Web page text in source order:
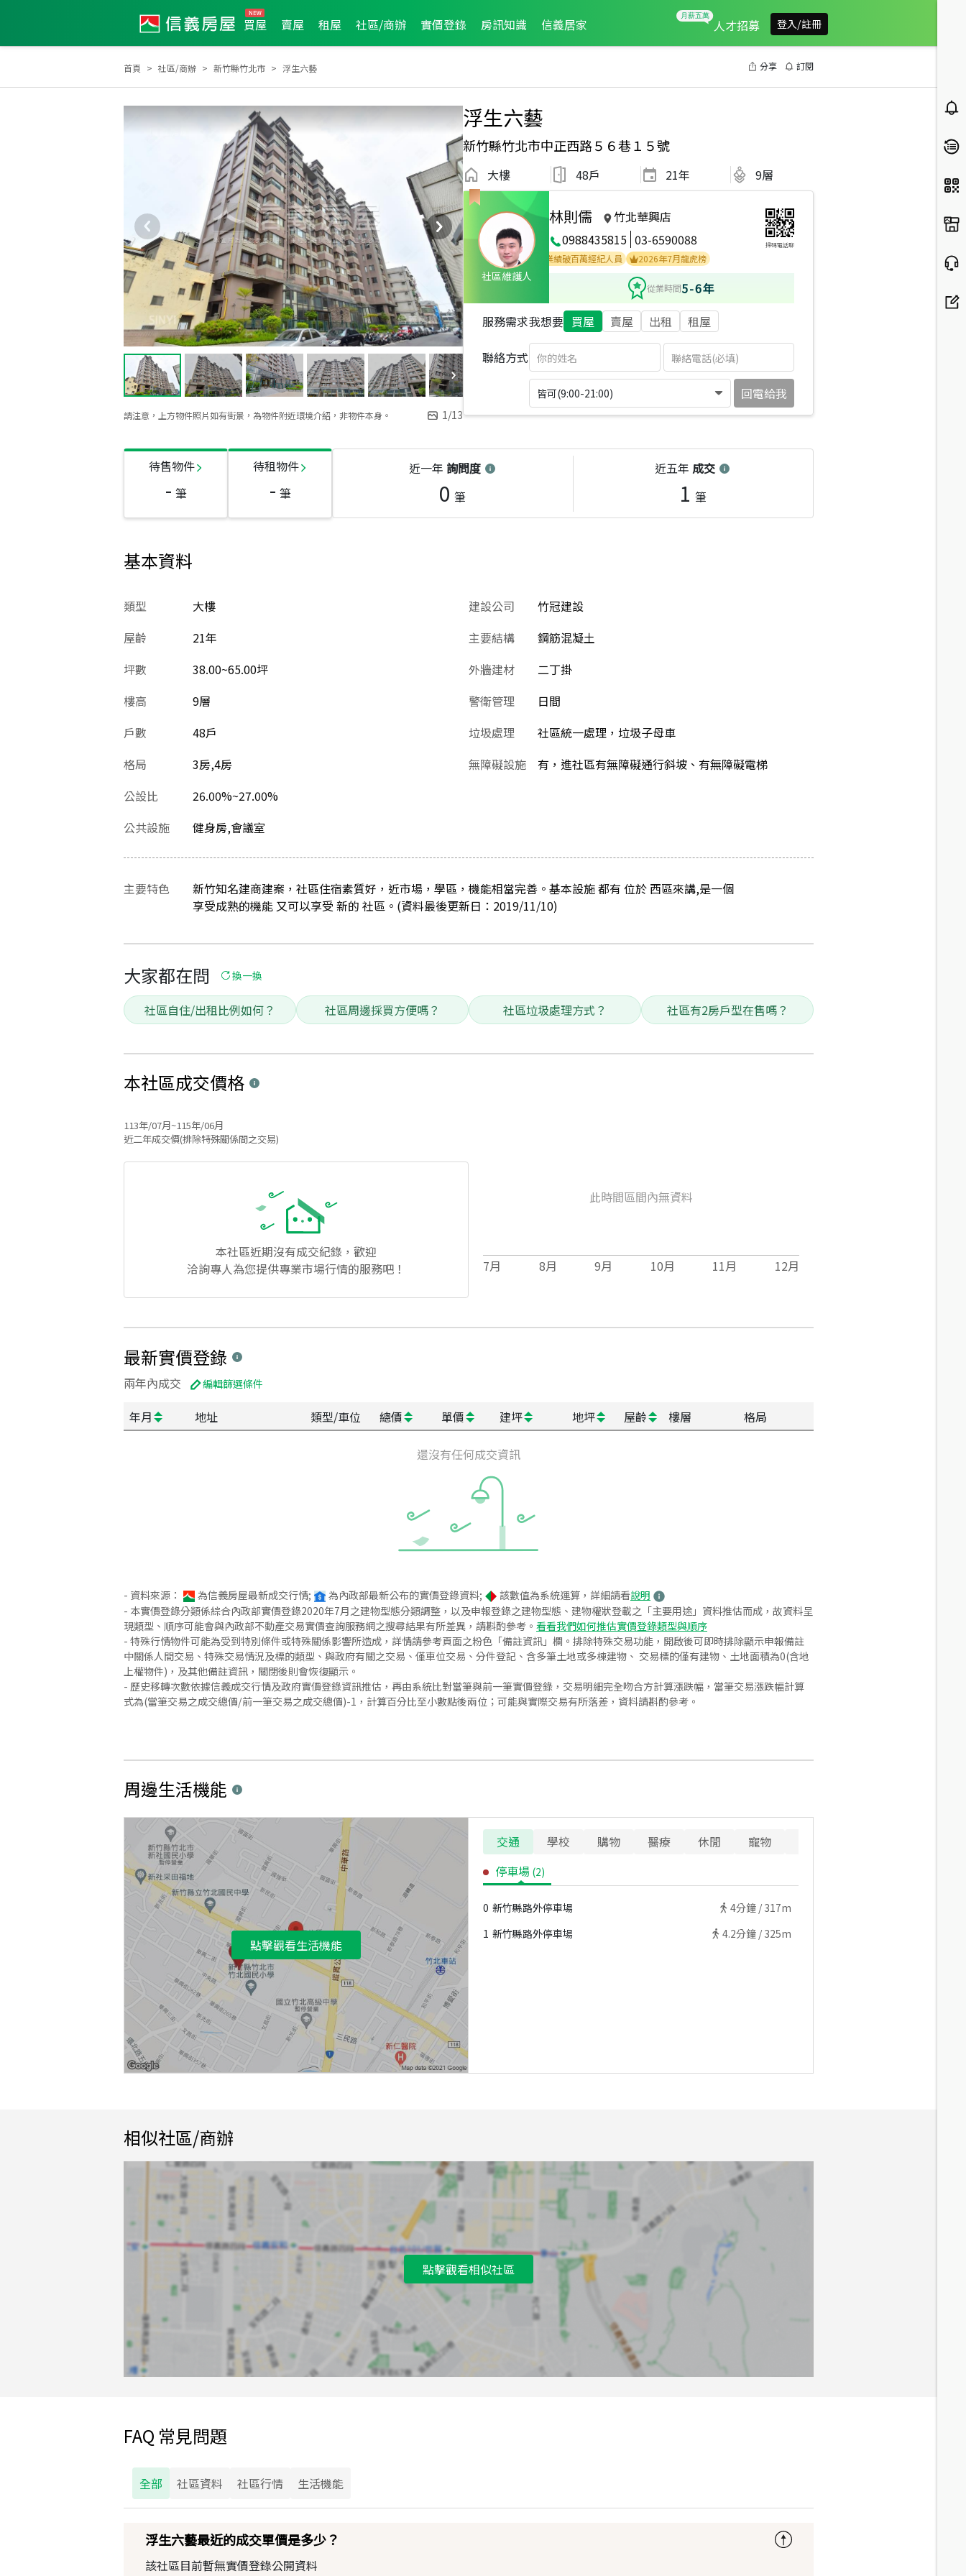
買屋 賣屋 租屋 社區/商辦 實價登錄 房訊知識 信義居家 人才招募 登入/註冊
首頁 社區/商辦 新竹縣竹北市 浮生六藝 分享 訂閱
請注意，上方物件照片如有街景，為物件附近環境介紹，非物件本身。 1/13
浮生六藝
新竹縣竹北市中正西路５６巷１５號
大樓 48戶 21年 9層
社區維護人
林則儒
竹北華興店
0988435815 03-6590088 掃碼電話聊
2026年7月區成件TOP3 2025年3月區成件TOP3 2024年6月業績破百萬經紀人員 2022年10月業績破百萬經紀人員 2026年7月龍虎榜
從業時間5-6年
服務需求我想要 買屋 賣屋 出租 租屋
聯絡方式
皆可(9:00-21:00) 回電給我
待售物件
- 筆
待租物件
- 筆
近一年 詢問度
0 筆
近五年 成交
1 筆
基本資料
類型
大樓
屋齡
21年
坪數
38.00~65.00坪
樓高
9層
戶數
48戶
格局
3房,4房
公設比
26.00%~27.00%
建設公司
竹冠建設
主要結構
鋼筋混凝土
外牆建材
二丁掛
警衛管理
日間
垃圾處理
社區統一處理，垃圾子母車
無障礙設施
有，進社區有無障礙通行斜坡、有無障礙電梯
公共設施 健身房,會議室
主要特色
新竹知名建商建案，社區住宿素質好，近市場，學區，機能相當完善。基本設施 都有 位於 西區來講,是一個
享受成熟的機能 又可以享受 新的 社區。(資料最後更新日：2019/11/10)
大家都在問 換一換
社區自住/出租比例如何？ 社區周邊採買方便嗎？ 社區垃圾處理方式？ 社區有2房戶型在售嗎？
本社區成交價格
113年/07月~115年/06月
近二年成交價(排除特殊關係間之交易)
本社區近期沒有成交紀錄，歡迎
洽詢專人為您提供專業市場行情的服務吧！
此時間區間內無資料
7月 8月 9月 10月 11月 12月
最新實價登錄
兩年內成交 編輯篩選條件
年月 地址 類型/車位 總價 單價 建坪 地坪 屋齡 樓層 格局
還沒有任何成交資訊
- 資料來源： 為信義房屋最新成交行情; 為內政部最新公布的實價登錄資料; 該數值為系統運算，詳細請看說明
- 本實價登錄分類係綜合內政部實價登錄2020年7月之建物型態分類調整，以及申報登錄之建物型態、建物權狀登載之「主要用途」資料推估而成，故資料呈
現類型、順序可能會與內政部不動產交易實價查詢服務網之搜尋結果有所差異，請斟酌參考。 看看我們如何推估實價登錄類型與順序
- 特殊行情物件可能為受到特別條件或特殊關係影響所造成，詳情請參考頁面之粉色「備註資訊」欄。排除特殊交易功能，開啟後可即時排除顯示申報備註
中關係人間交易、特殊交易情況及標的類型、與政府有關之交易、僅車位交易、分件登記、含多筆土地或多棟建物、 交易標的僅有建物、土地面積為0(含地
上權物件)，及其他備註資訊，關閉後則會恢復顯示。
- 歷史移轉次數依據信義成交行情及政府實價登錄資訊推估，再由系統比對當筆與前一筆實價登錄，交易明細完全吻合方計算漲跌幅，當筆交易漲跌幅計算
式為(當筆交易之成交總價/前一筆交易之成交總價)-1，計算百分比至小數點後兩位；可能與實際交易有所落差，資料請斟酌參考。
周邊生活機能
點擊觀看生活機能
交通 學校 購物 醫療 休閒 寵物
停車場 (2)
0 新竹縣路外停車場 4分鐘 / 317m
1 新竹縣路外停車場 4.2分鐘 / 325m
相似社區/商辦
點擊觀看相似社區
FAQ 常見問題
全部 社區資料 社區行情 生活機能
浮生六藝最近的成交單價是多少？
該社區目前暫無實價登錄公開資料